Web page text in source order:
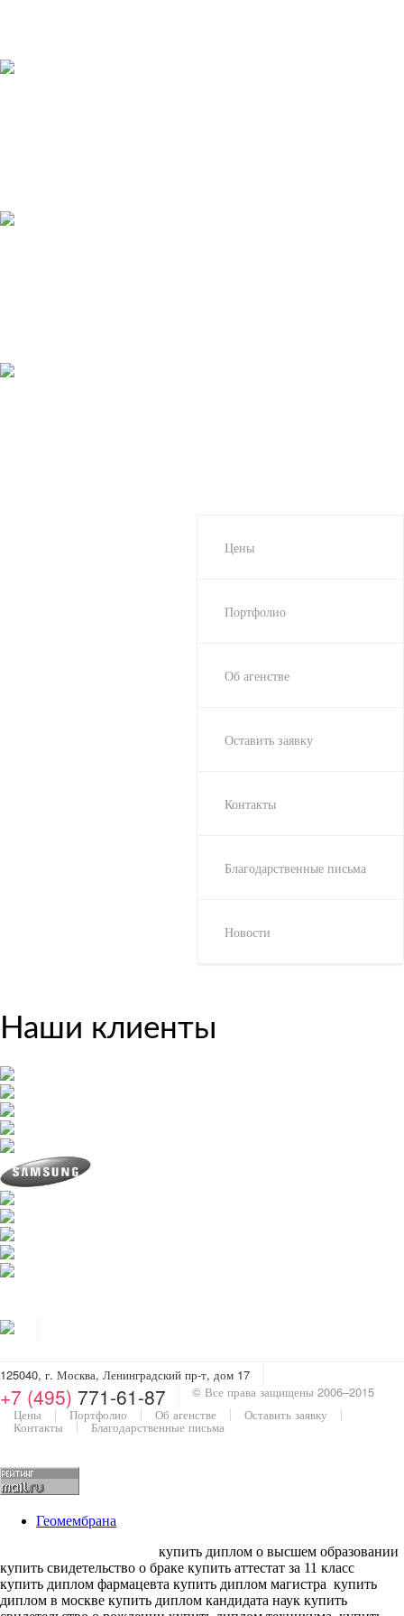
Цены
Портфолио
Об агенстве
Оставить заявку
Контакты
Благодарственные письма
Новости
Наши клиенты
125040, г. Москва, Ленинградский пр-т, дом 17
+7 (495) 771-61-87
© Все права защищены 2006–2015
Цены
Портфолио Об агенстве Оставить заявку
Контакты Благодарственные письма
Геомембрана
купить диплом о высшем образовании
купить свидетельство о браке купить аттестат за 11 класс
купить диплом фармацевта купить диплом магистра купить
диплом в москве купить диплом кандидата наук купить